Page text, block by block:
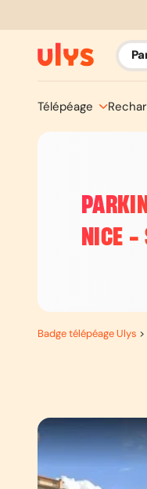
Télépéage
NICE -
Badge télépéage Ulys >